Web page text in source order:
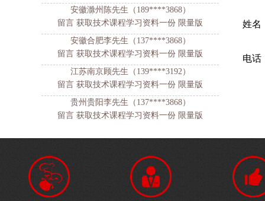
留言 获取技术课程学习资料一份 限量版
安徽合肥李先生（137****3868）
留言 获取技术课程学习资料一份 限量版
江苏南京顾先生（139****3192）
留言 获取技术课程学习资料一份 限量版
贵州贵阳李先生（137****3868）
留言 获取技术课程学习资料一份 限量版
安徽阜阳吴女士（159****5894）
留言 获取技术课程学习资料一份 限量版
姓名
电话